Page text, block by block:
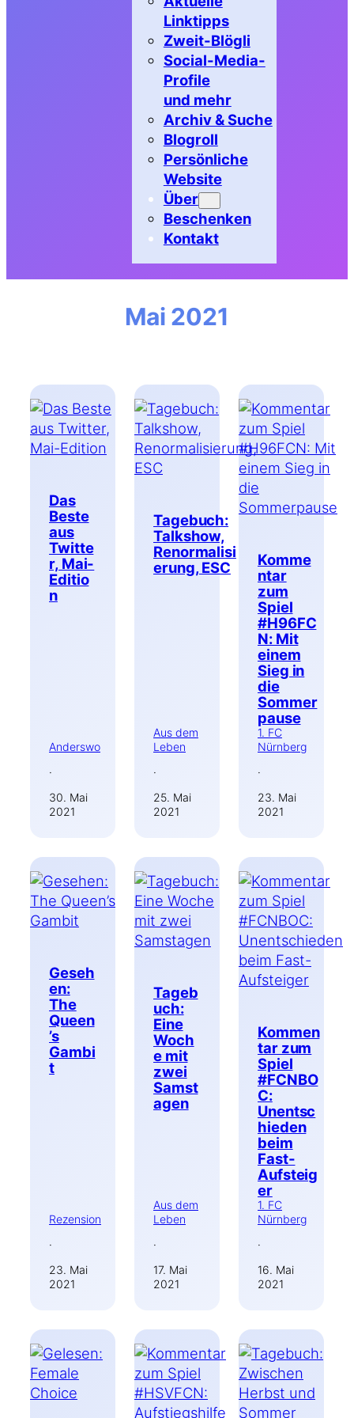
Linktipps
Zweit-Blögli
Social-Media-
Profile
und mehr
Archiv & Suche
Blogroll
Persönliche
Website
Über
Beschenken
Kontakt
Mai 2021
Das
Beste
aus
Twitte
r, Mai-
Editio
n
Anderswo
·
30. Mai
2021
Tagebuch:
Talkshow,
Renormalisi
erung, ESC
Aus dem
Leben
·
25. Mai
2021
Komme
ntar
zum
Spiel
#H96FC
N: Mit
einem
Sieg in
die
Sommer
pause
1. FC
Nürnberg
·
23. Mai
2021
Geseh
en:
The
Queen
’s
Gambi
t
Rezension
·
23. Mai
2021
Tageb
uch:
Eine
Woch
e mit
zwei
Samst
agen
Aus dem
Leben
·
17. Mai
2021
Kommen
tar zum
Spiel
#FCNBO
C:
Unentsc
hieden
beim
Fast-
Aufsteig
er
1. FC
Nürnberg
·
16. Mai
2021